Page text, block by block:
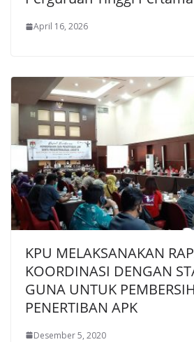
April 16, 2026
KPU MELAKSANAKAN
KOORDINASI DENGAN
GUNA UNTUK
PENERTIBAN APK
Desember 5, 2020